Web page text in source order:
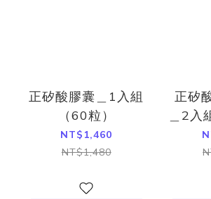
正矽酸膠囊＿1入組
（60粒）
NT$1,460
NT$1,480
正矽
＿2入